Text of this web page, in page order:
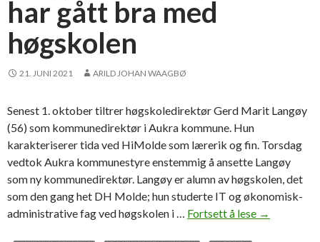
m
e
d
s
t
r
s
e
i
e
r
har gått bra med
høgskolen
21. JUNI 2021 ARILD JOHAN WAAGBØ
Senest 1. oktober tiltrer høgskoledirektør Gerd Marit Langøy
(56) som kommunedirektør i Aukra kommune. Hun
karakteriserer tida ved HiMolde som lærerik og fin. Torsdag
vedtok Aukra kommunestyre enstemmig å ansette Langøy
som ny kommunedirektør. Langøy er alumn av høgskolen, det
som den gang het DH Molde; hun studerte IT og økonomisk-
administrative fag ved høgskolen i … Fortsett å lese L
→